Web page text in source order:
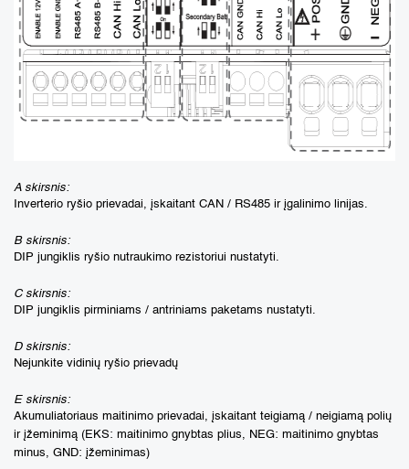
A skirsnis:
Inverterio ryšio prievadai, įskaitant CAN / RS485 ir įgalinimo linijas.
B skirsnis:
DIP jungiklis ryšio nutraukimo rezistoriui nustatyti.
C skirsnis:
DIP jungiklis pirminiams / antriniams paketams nustatyti.
D skirsnis:
Nejunkite vidinių ryšio prievadų
E skirsnis:
Akumuliatoriaus maitinimo prievadai, įskaitant teigiamą / neigiamą polių
ir įžeminimą (EKS: maitinimo gnybtas plius, NEG: maitinimo gnybtas
minus, GND: įžeminimas)